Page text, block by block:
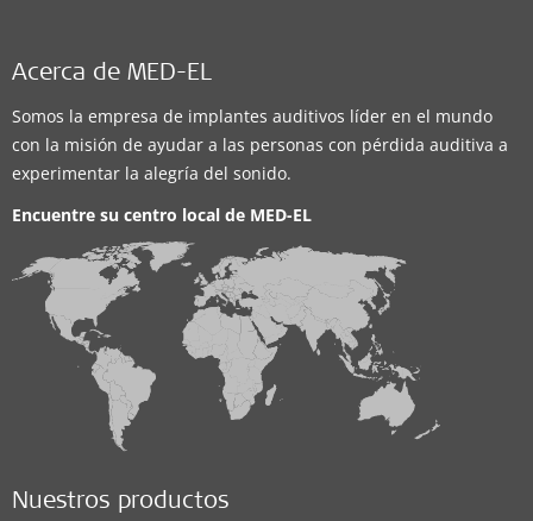
Acerca de MED-EL
Somos la empresa de implantes auditivos líder en el mundo
con la misión de ayudar a las personas con pérdida auditiva a
experimentar la alegría del sonido.
Encuentre su centro local de MED-EL
Nuestros productos